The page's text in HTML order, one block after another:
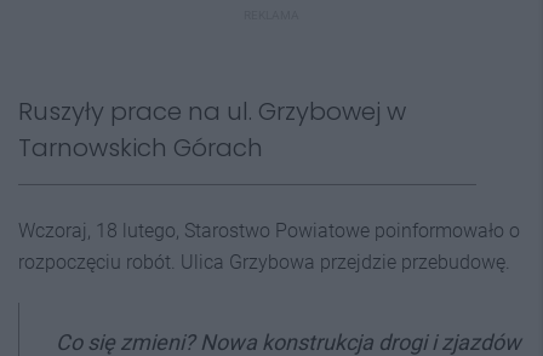
Ruszyły prace na ul. Grzybowej w
Tarnowskich Górach
Wczoraj, 18 lutego, Starostwo Powiatowe poinformowało o
rozpoczęciu robót. Ulica Grzybowa przejdzie przebudowę.
Co się zmieni?Nowa konstrukcja drogi i zjazdów